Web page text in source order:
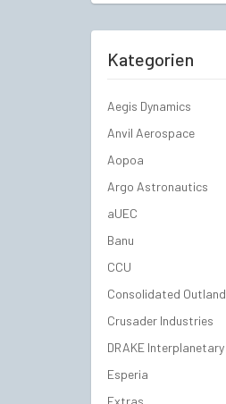
Kategorien
Aegis Dynamics
Anvil Aerospace
Aopoa
Argo Astronautics
aUEC
Banu
CCU
Consolidated Outland
Crusader Industries
DRAKE Interplanetary
Esperia
Extras